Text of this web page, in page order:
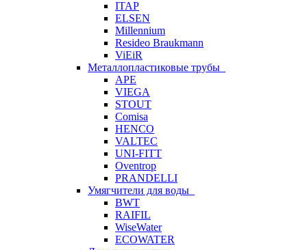
ITAP
ELSEN
Millennium
Resideo Braukmann
ViEiR
Металлопластиковые трубы
APE
VIEGA
STOUT
Comisa
HENCO
VALTEC
UNI-FITT
Oventrop
PRANDELLI
Умягчители для воды
BWT
RAIFIL
WiseWater
ECOWATER